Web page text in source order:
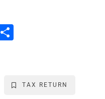
e
TAX RETURN